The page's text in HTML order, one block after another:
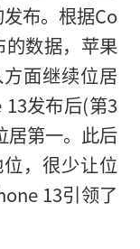
发布。根据Co
数据，苹果
面继续位居
发布后(第3
居第一。此后
，很少让位
13引领了